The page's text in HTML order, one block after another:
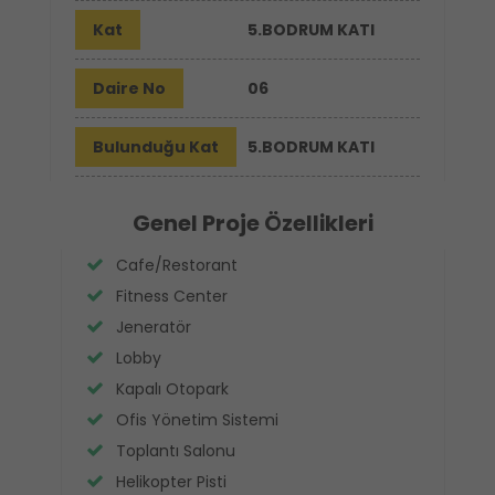
Kat 5.BODRUM KATI
Daire No 06
Bulunduğu Kat 5.BODRUM KATI
Genel Proje Özellikleri
Cafe/Restorant
Fitness Center
Jeneratör
Lobby
Kapalı Otopark
Ofis Yönetim Sistemi
Toplantı Salonu
Helikopter Pisti